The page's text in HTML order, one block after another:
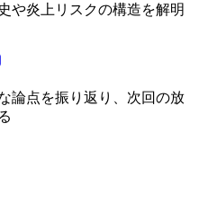
や炎上リスクの構造を解明
論点を振り返り、次回の放